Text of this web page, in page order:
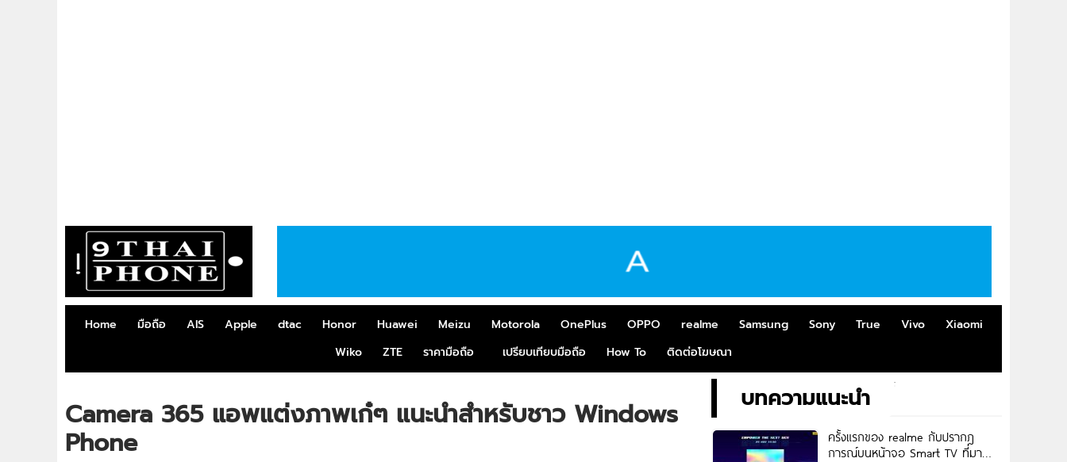
Home มือถือ AIS Apple dtac Honor Huawei Meizu Motorola OnePlus OPPO realme Samsung Sony True Vivo
Xiaomi
Wiko
ZTE ราคามือถือ เปรียบเทียบมือถือ How To ติดต่อโฆษณา
Camera 365 แอพแต่งภาพเก๋ๆ แนะนำสำหรับชาว Windows
Phone
บทความแนะนำ
ครั้งแรกของ realme กับปรากฎ
การณ์บนหน้าจอ Smart TV ที่มา